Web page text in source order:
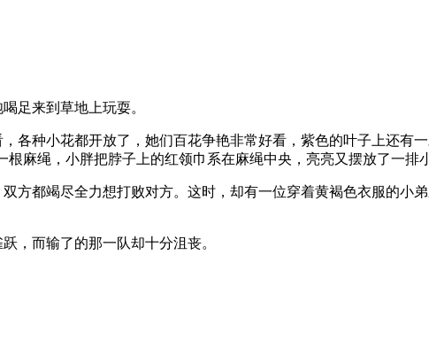
足来到草地上玩耍。
种小花都开放了，她们百花争艳非常好看，紫色的叶子上还有
麻绳，小胖把脖子上的红领巾系在麻绳中央，亮亮又摆放了一排
都竭尽全力想打败对方。这时，却有一位穿着黄褐色衣服的小
而输了的那一队却十分沮丧。